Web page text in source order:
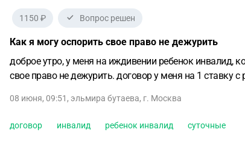
1150 ₽ Вопрос решен
Как я могу оспорить свое право не дежурить
доброе утро, у меня на иждивении ребенок инвалид,
свое право не дежурить. договор у меня на 1 ставку
08 июня, 09:51 , эльмира бутаева, г. Москва
договор инвалид ребенок инвалид суточные